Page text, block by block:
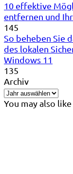
10 effektive
entfernen und
145
So beheben Sie
des lokalen
Windows 11
135
Archiv
You may also like